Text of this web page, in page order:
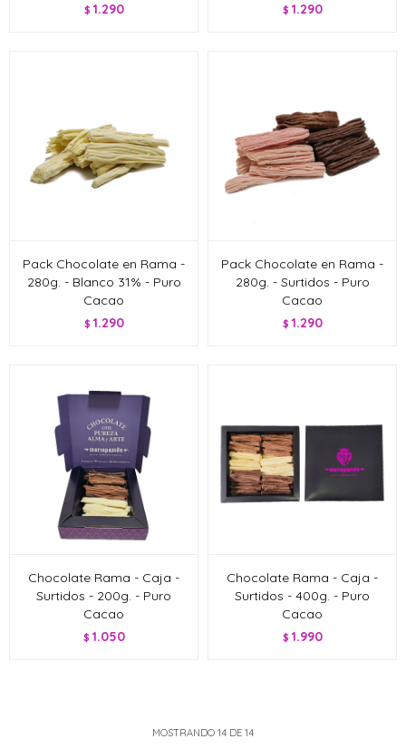
$ 1.290 $ 1.290
Pack Chocolate en Rama -
280g. - Blanco 31% - Puro
Cacao
$ 1.290
Pack Chocolate en Rama -
280g. - Surtidos - Puro
Cacao
$ 1.290
Chocolate Rama - Caja -
Surtidos - 200g. - Puro
Cacao
$ 1.050
Chocolate Rama - Caja -
Surtidos - 400g. - Puro
Cacao
$ 1.990
MOSTRANDO 14 DE 14